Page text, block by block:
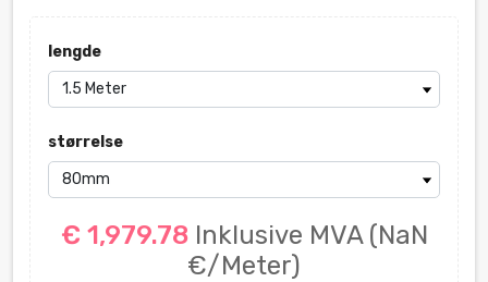
lengde
størrelse
€ 1,979.78 Inklusive MVA (NaN
€/Meter)